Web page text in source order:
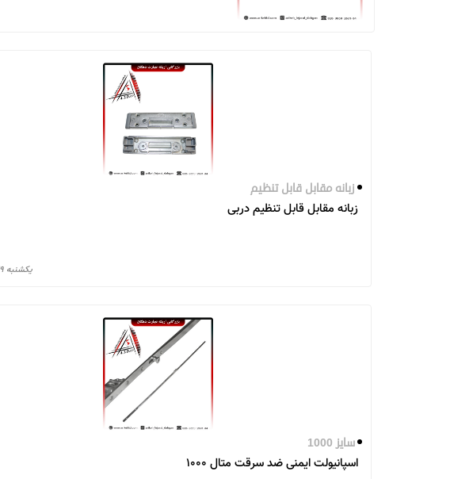
زبانه مقابل قابل تنظیم
زبانه مقابل قابل تنظیم دربی
يكشنبه ۲۹ فروردین ۰
سایز 1000
اسپانیولت ایمنی ضد سرقت متال 1000